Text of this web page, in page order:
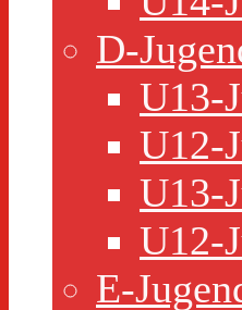
D-
U13-
U12-
U13-
U12-
E-